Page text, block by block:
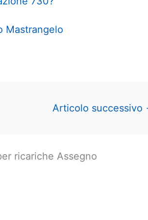
Mastrangelo
Articolo successivo
ricariche Assegno